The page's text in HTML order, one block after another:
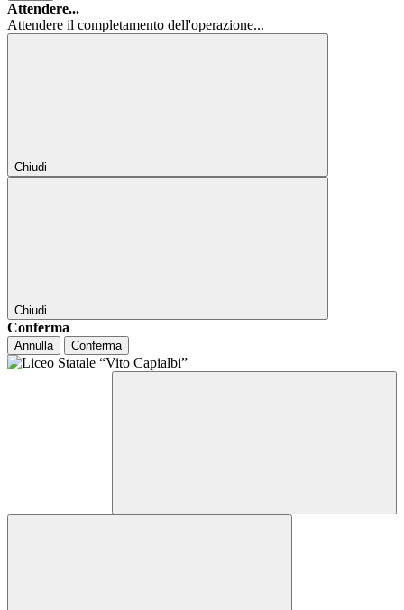
Attendere...
Attendere il completamento dell'operazione...
Chiudi
Chiudi
Conferma
Annulla Conferma